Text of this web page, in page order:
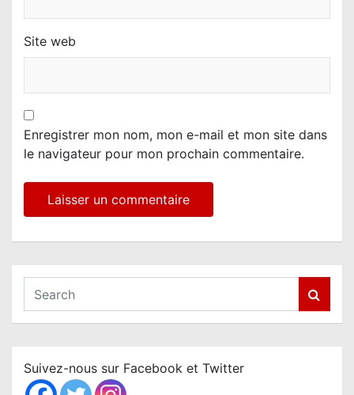
Site web
Enregistrer mon nom, mon e-mail et mon site dans
le navigateur pour mon prochain commentaire.
a
c
h
Suivez-nous sur Facebook et Twitter